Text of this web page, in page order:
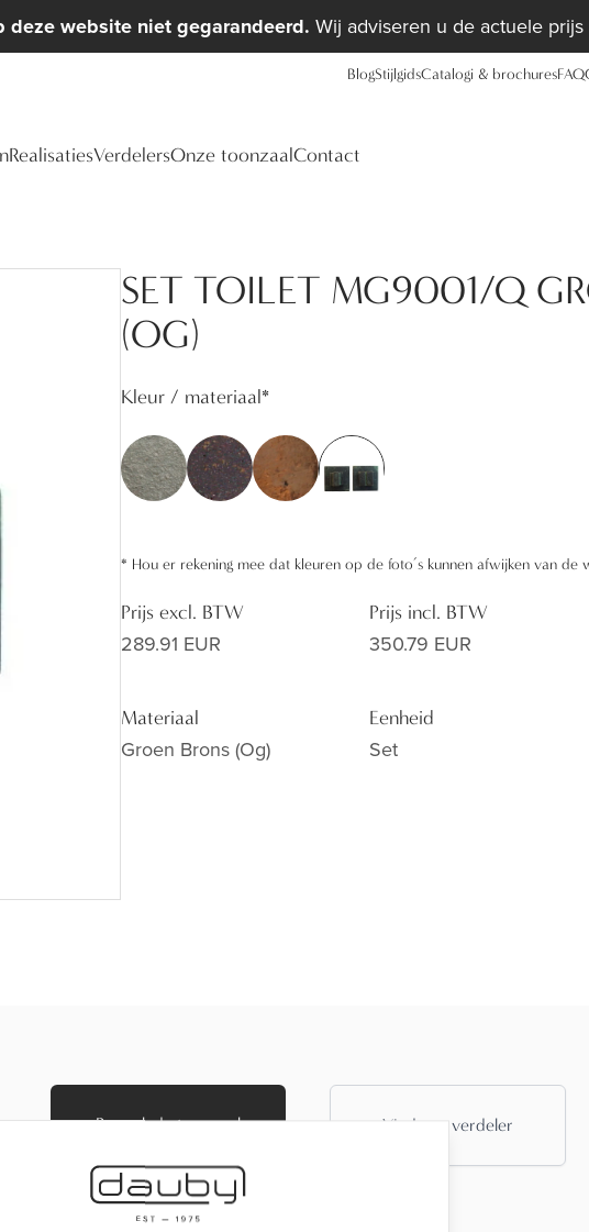
deze website niet gegarandeerd. Wij adviseren u de actuele
BlogStijlgidsCatalogi & brochuresFAQ
RealisatiesVerdelersOnze toonzaal Contact
SET TOILET MG9001/Q
(OG)
Kleur / materiaal *
* Hou er rekening mee dat kleuren op de foto’s kunnen afwijken van de
Prijs excl. BTW
289.91 EUR
Prijs incl. BTW
350.79 EUR
Materiaal
Groen Brons (og)
Eenheid
Set
Bezoek de toonzaal Vind een verdeler